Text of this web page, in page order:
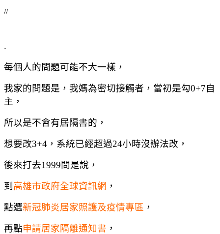
//
.
每個人的問題可能不大一樣，
我家的問題是，我媽為密切接觸者，當初是勾0+7自
主，
所以是不會有居隔書的，
想要改3+4，系統已經超過24小時沒辦法改，
後來打去1999問是說，
到 高雄市政府全球資訊網 ，
點選新冠肺炎居家照護及疫情專區 ，
再點申請居家隔離通知書 ，